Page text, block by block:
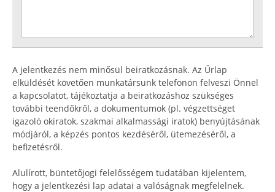
A jelentkezés nem minősül beiratkozásnak. Az Űrlap
elküldését követően munkatársunk telefonon felveszi Önnel
a kapcsolatot, tájékoztatja a beiratkozáshoz szükséges
további teendőkről, a dokumentumok (pl. végzettséget
igazoló okiratok, szakmai alkalmassági iratok) benyújtásának
módjáról, a képzés pontos kezdéséről, ütemezéséről, a
befizetésről.
Alulírott, büntetőjogi felelősségem tudatában kijelentem,
hogy a jelentkezési lap adatai a valóságnak megfelelnek.